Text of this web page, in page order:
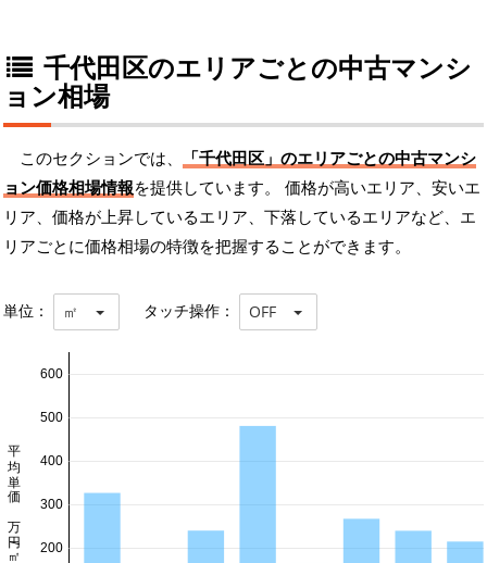
千代田区のエリアごとの中古マンシ
ョン相場
このセクションでは、
「千代田区」のエリアごとの中古マンシ
ョン価格相場情報を提供しています。 価格が高いエリア、安いエ
リア、価格が上昇しているエリア、下落しているエリアなど、エ
リアごとに価格相場の特徴を把握することができます。
単位： ㎡ タッチ操作： OFF
200
300
400
500
600
平均単価 万円/㎡